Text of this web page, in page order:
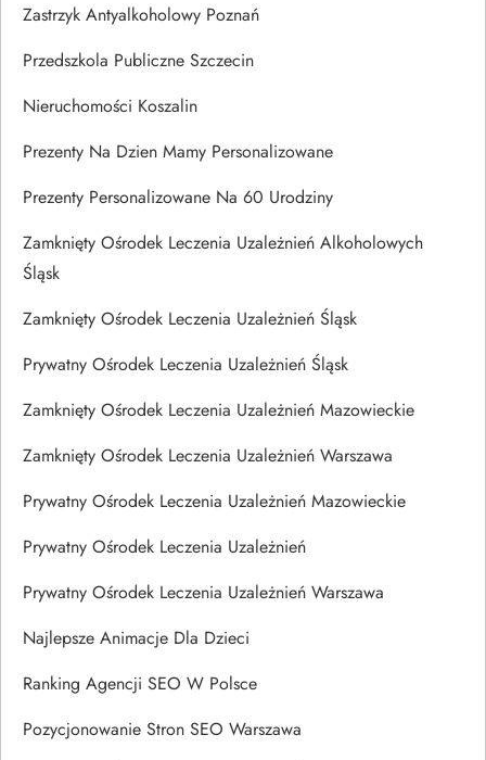
Zastrzyk Antyalkoholowy Poznań
Przedszkola Publiczne Szczecin
Nieruchomości Koszalin
Prezenty Na Dzien Mamy Personalizowane
Prezenty Personalizowane Na 60 Urodziny
Zamknięty Ośrodek Leczenia Uzależnień Alkoholowych
Śląsk
Zamknięty Ośrodek Leczenia Uzależnień Śląsk
Prywatny Ośrodek Leczenia Uzależnień Śląsk
Zamknięty Ośrodek Leczenia Uzależnień Mazowieckie
Zamknięty Ośrodek Leczenia Uzależnień Warszawa
Prywatny Ośrodek Leczenia Uzależnień Mazowieckie
Prywatny Ośrodek Leczenia Uzależnień
Prywatny Ośrodek Leczenia Uzależnień Warszawa
Najlepsze Animacje Dla Dzieci
Ranking Agencji SEO W Polsce
Pozycjonowanie Stron SEO Warszawa